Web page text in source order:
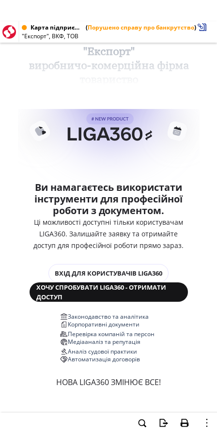
Карта підприємства від 28.01.1998 (Порушено справу про банкрутство)
"Експорт", ВКФ, ТОВ
"Експорт"
виробничо-комерційна фірма
Ви намагаєтесь використати
інструменти для професійної
роботи з документом.
Ці можливості доступні тільки користувачам
LIGA360. Залишайте заявку та отримайте
доступ для професійної роботи прямо зараз.
ВХІД ДЛЯ КОРИСТУВАЧІВ LIGA360
ХОЧУ СПРОБУВАТИ LIGA360 - ОТРИМАТИ
ДОСТУП
Законодавство та аналітика
Корпоративні документи
Перевірка компаній та персон
Медіааналіз та репутація
Аналіз судової практики
Автоматизація договорів
НОВА LIGA360 ЗМІНЮЄ ВСЕ!